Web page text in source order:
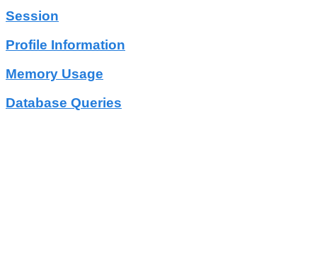
Session
Profile Information
Memory Usage
Database Queries